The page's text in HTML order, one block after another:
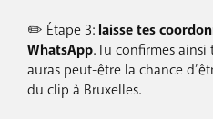
✏️ Étape 3: laisse tes
WhatsApp. Tu confirmes
auras peut-être la chance
du clip à Bruxelles.